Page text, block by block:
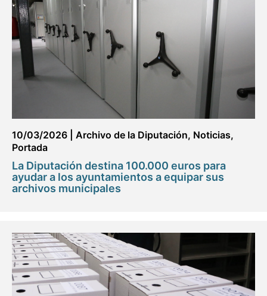
10/03/2026 Archivo de la Diputación, Noticias,
Portada
La Diputación destina 100.000 euros para
ayudar a los ayuntamientos a equipar sus
archivos municipales